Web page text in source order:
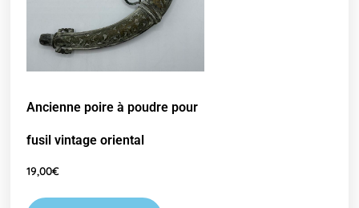
Ancienne poire à poudre pour
fusil vintage oriental
19,00€